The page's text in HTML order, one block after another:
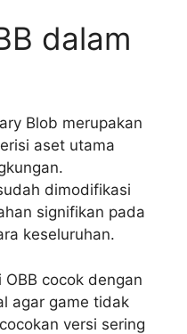
dalam
Blob merupakan
aset utama
dimodifikasi
signifikan pada
keseluruhan.
cocok dengan
agar game tidak
versi sering